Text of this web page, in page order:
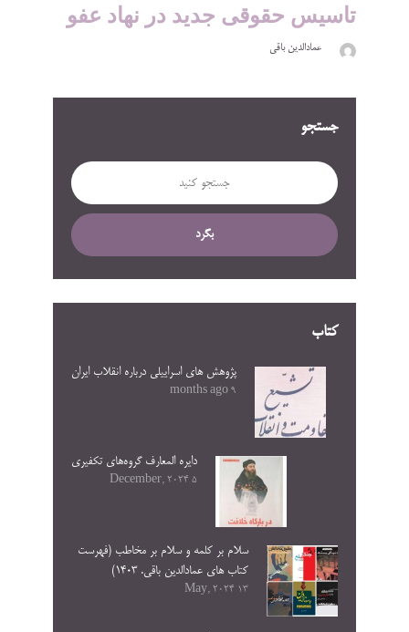
تاسیس حقوقی جدید در نهاد عفو
عمادالدین باقی
جستجو
بگرد
کتاب
پژوهش های اسراییلی درباره انقلاب ایران
9 months ago
دایره المعارف گروه‌های تکفیری
5 December, 2024
سلام بر کلمه و سلام بر مخاطب (فهرست
کتاب های عمادالدین باقی. ۱۴۰۳)
13 May, 2024